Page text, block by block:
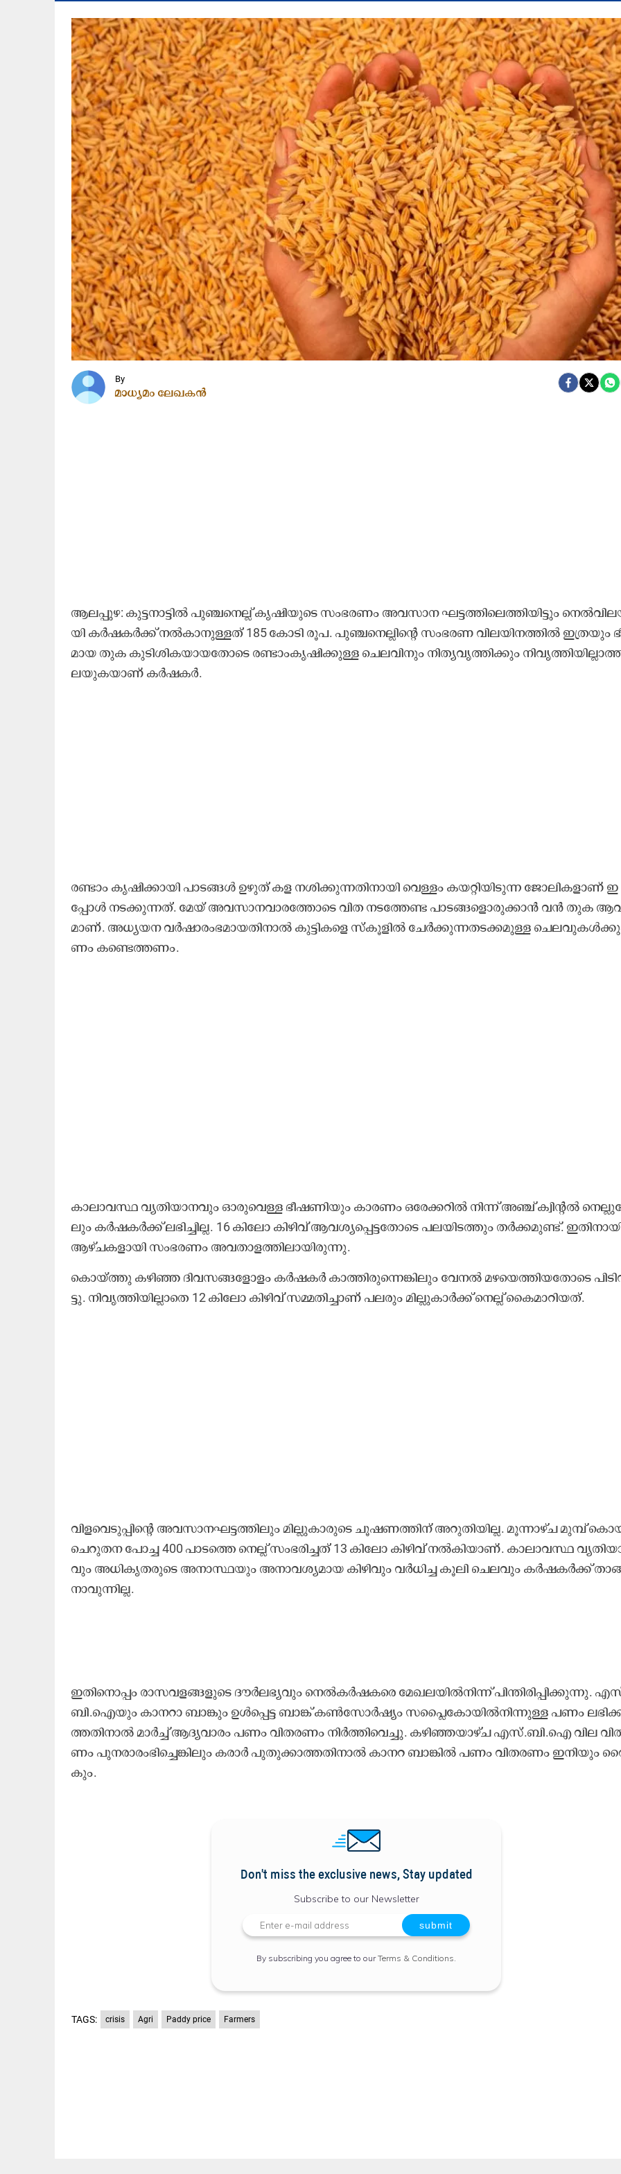
By
മാധ്യമം ലേഖകൻ
ആ​ല​പ്പു​ഴ: കു​ട്ട​നാ​ട്ടി​ൽ പു​ഞ്ച​നെ​ല്ല്​ കൃ​ഷി​യു​ടെ സം​ഭ​ര​ണം അ​വ​സാ​ന ഘ​ട്ട​ത്തി​ലെ​ത്തി​യി​ട്ടും
യി ക​ർ​ഷ​ക​ർ​ക്ക്​ ന​ൽ​കാ​നു​ള്ള​ത്​ 185 കോ​ടി രൂ​പ. പു​ഞ്ച​നെ​ല്ലി​ന്റെ സം​ഭ​ര​ണ വി​ല​യി​ന​ത്തി​ൽ ഇ​ത്ര​യും
മാ​യ തു​ക കു​ടി​ശി​ക​യാ​യ​തോ​ടെ ര​ണ്ടാം​കൃ​ഷി​ക്കു​ള്ള ചെ​ല​വി​നും നി​ത്യ​വൃ​ത്തി​ക്കും
ല​യു​ക​യാ​ണ്​ ക​ർ​ഷ​ക​ർ.
ര​ണ്ടാം കൃ​ഷി​ക്കാ​യി പാ​ട​ങ്ങ​ൾ ഉ​ഴു​ത് ക​ള ന​ശി​ക്കു​ന്ന​തി​നാ​യി വെ​ള്ളം ക​യ​റ്റി​യി​ടു​ന്ന ജോ​ലി​ക​ളാ​ണ്​ ഇ​
പ്പോ​ൾ ന​ട​ക്കു​ന്ന​ത്. മേ​യ് അ​വ​സാ​ന​വാ​ര​ത്തോ​ടെ വി​ത ന​ട​ത്തേ​ണ്ട പാ​ട​ങ്ങ​ളൊ​രു​ക്കാ​ൻ വ​ൻ തു​ക
മാ​ണ്. അ​ധ്യ​യ​ന വ​ർ​ഷാ​രം​ഭ​മാ​യ​തി​നാ​ൽ കു​ട്ടി​ക​ളെ സ്കൂ​ളി​ൽ ചേ​ർ​ക്കു​ന്ന​ത​ട​ക്ക​മു​ള്ള
ണം ക​ണ്ടെ​ത്ത​ണം.
കാ​ലാ​വ​സ്ഥ വ്യ​തി​യാ​ന​വും ഓ​രു​വെ​ള്ള ഭീ​ഷ​ണി​യും കാ​ര​ണം ഒ​രേ​ക്ക​റി​ൽ നി​ന്ന് അ​ഞ്ച്​ ക്വി​ന്റ​ൽ
ലും ക​ർ​ഷ​ക​ർ​ക്ക് ല​ഭി​ച്ചി​ല്ല. 16 കി​ലോ കി​ഴി​വ് ആ​വ​ശ്യ​പ്പെ​ട്ട​തോ​ടെ പ​ല​യി​ട​ത്തും ത​ർ​ക്ക​മു​ണ്ട്.
ആ​ഴ്ച​ക​ളാ​യി സം​ഭ​ര​ണം അ​വ​താ​ള​ത്തി​ലാ​യി​രു​ന്നു.
കൊ​യ്ത്തു ക​ഴി​ഞ്ഞ ദി​വ​സ​ങ്ങ​ളോ​ളം ക​ർ​ഷ​ക​ർ കാ​ത്തി​രു​ന്നെ​ങ്കി​ലും വേ​ന​ൽ മ​ഴ​യെ​ത്തി​യ​തോ​ടെ
ട്ടു. നി​വൃ​ത്തി​യി​ല്ലാ​തെ 12 കി​ലോ കി​ഴി​വ് സ​മ്മ​തി​ച്ചാ​ണ് പ​ല​രും മി​ല്ലു​കാ​ർ​ക്ക്​ നെ​ല്ല്​ കൈ​മാ​റി​യ​ത്.
വി​ള​വെ​ടു​പ്പി​ന്റെ അ​വ​സാ​ന​ഘ​ട്ട​ത്തി​ലും മി​ല്ലു​കാ​രു​ടെ ചൂ​ഷ​ണ​ത്തി​ന് അ​റു​തി​യി​ല്ല. മൂ​ന്നാ​ഴ്ച മു​മ്പ്
ചെ​റു​ത​ന പോ​ച്ച 400 പാ​ട​ത്തെ നെ​ല്ല് സം​ഭ​രി​ച്ച​ത് 13 കി​ലോ കി​ഴി​വ് ന​ൽ​കി​യാ​ണ്. കാ​ലാ​വ​സ്ഥ
വും അ​ധി​കൃ​ത​രു​ടെ അ​നാ​സ്ഥ​യും അ​നാ​വ​ശ്യ​മാ​യ കി​ഴി​വും വ​ർ​ധി​ച്ച കൂ​ലി ചെ​ല​വും ക​ർ​ഷ​ക​ർ​ക്ക്​
നാ​വു​ന്നി​ല്ല.
ഇ​തി​നൊ​പ്പം രാ​സ​വ​ള​ങ്ങ​ളു​ടെ ദൗ​ർ​ല​ഭ്യ​വും നെ​ൽ​ക​ർ​ഷ​ക​രെ മേ​ഖ​ല​യി​ൽ​നി​ന്ന്​ പി​ന്തി​രി​പ്പി​ക്കു​ന്നു.
ബി.​ഐ​യും കാ​ന​റാ ബാ​ങ്കും ഉ​ൾ​പ്പെ​ട്ട ബാ​ങ്ക് ക​ൺ​സോ​ർ​ഷ്യം സ​പ്ലൈ​കോ​യി​ൽ​നി​ന്നു​ള്ള പ​ണം
ത്ത​തി​നാ​ൽ മാ​ർ​ച്ച് ആ​ദ്യ​വാ​രം പ​ണം വി​ത​ര​ണം നി​ർ​ത്തി​വെ​ച്ചു. ക​ഴി​ഞ്ഞ​യാ​ഴ്ച എ​സ്.​ബി.​ഐ വി​ല
ണം പു​ന​രാ​രം​ഭി​ച്ചെ​ങ്കി​ലും ക​രാ​ർ പു​തു​ക്കാ​ത്ത​തി​നാ​ൽ കാ​ന​റ ബാ​ങ്കി​ൽ പ​ണം വി​ത​ര​ണം ഇ​നി​യും
കും.
Don't miss the exclusive news, Stay updated
Subscribe to our Newsletter
By subscribing you agree to ourTerms & Conditions.
TAGS: crisis Agri Paddy price Farmers